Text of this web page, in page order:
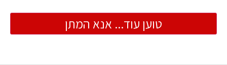
טוען עוד... אנא המתן